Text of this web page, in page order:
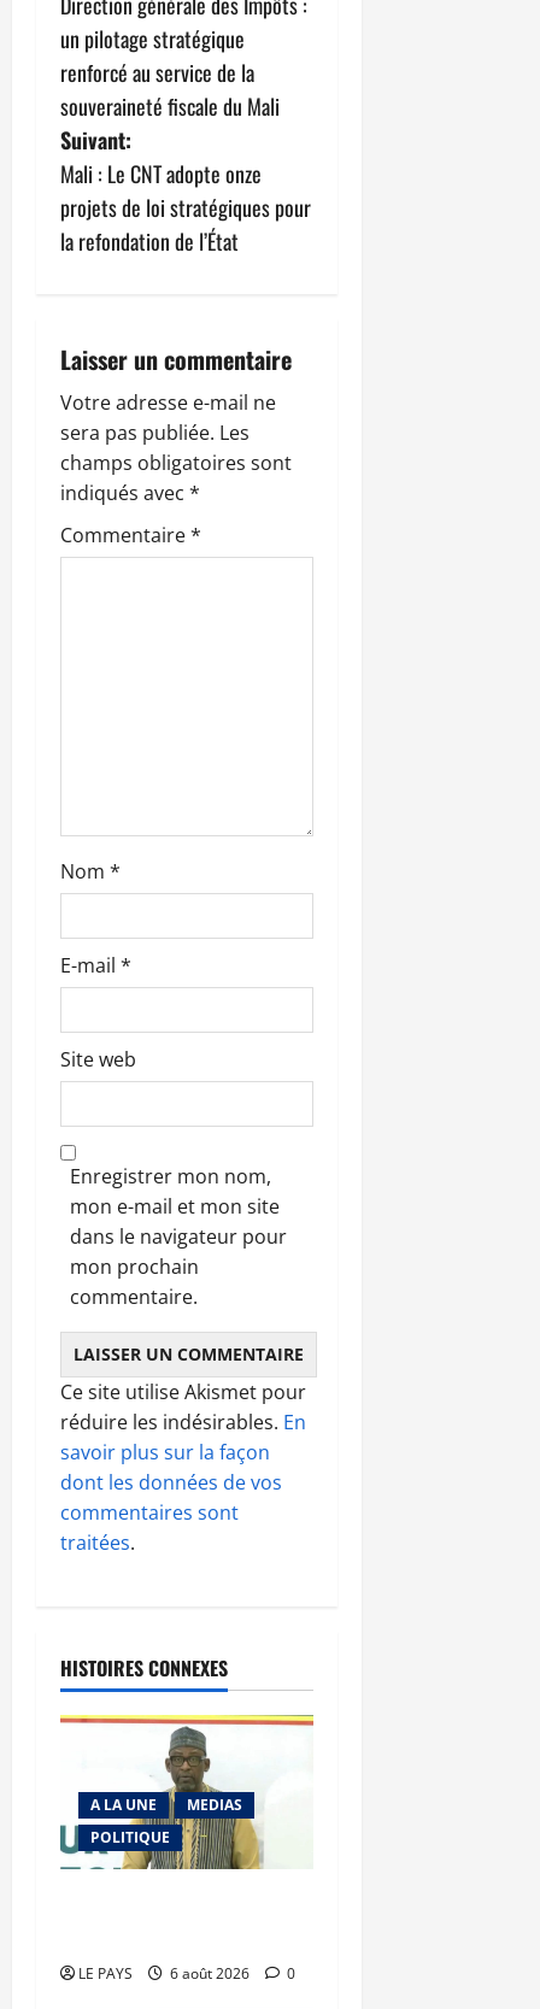
a
v
i
g
a
o
n
d
’
l
e
un pilotage stratégique
renforcé au service de la
souveraineté fiscale du Mali
Suivant:
Mali : Le CNT adopte onze
projets de loi stratégiques pour
la refondation de l’État
Laisser un commentaire
Votre adresse e-mail ne
sera pas publiée. Les
champs obligatoires sont
indiqués avec *
Commentaire*
Nom *
E-mail *
Site web
Enregistrer mon nom,
mon e-mail et mon site
dans le navigateur pour
mon prochain
commentaire.
Ce site utilise Akismet pour
réduire les indésirables. En
savoir plus sur la façon
dont les données de vos
commentaires sont
traitées.
HISTOIRES CONNEXES
A LA UNE
MEDIAS
POLITIQUE
LE PAYS 6 août 2026 0